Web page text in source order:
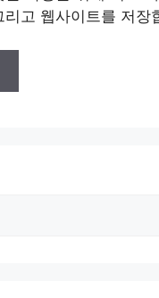
리고 웹사이트를 저장